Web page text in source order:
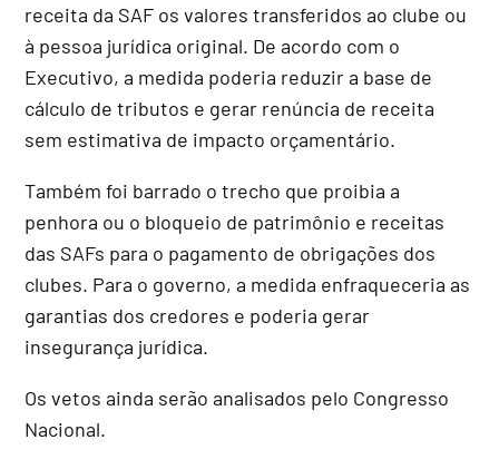
receita da SAF os valores transferidos ao clube ou
à pessoa jurídica original. De acordo com o
Executivo, a medida poderia reduzir a base de
cálculo de tributos e gerar renúncia de receita
sem estimativa de impacto orçamentário.
Também foi barrado o trecho que proibia a
penhora ou o bloqueio de patrimônio e receitas
das SAFs para o pagamento de obrigações dos
clubes. Para o governo, a medida enfraqueceria as
garantias dos credores e poderia gerar
insegurança jurídica.
Os vetos ainda serão analisados pelo Congresso
Nacional.